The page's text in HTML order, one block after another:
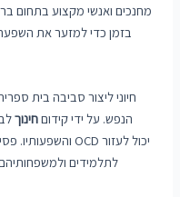
מחנכים ואנשי מקצוע בתחום
בזמן כדי למזער את
חיוני ליצור סביבה בית
הנפש. על ידי קידוםחינוך
לתלמידים